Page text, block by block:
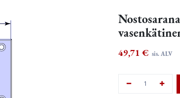
49,71 € sis. ALV